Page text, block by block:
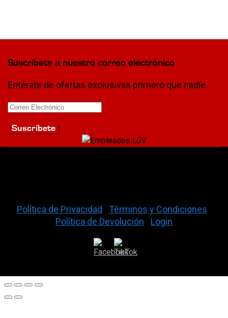
Suscríbete a nuestro correo electrónico
Entérate de ofertas exclusivas primero que nadie.
Política de Privacidad Términos y Condiciones
Política de Devolución
Login